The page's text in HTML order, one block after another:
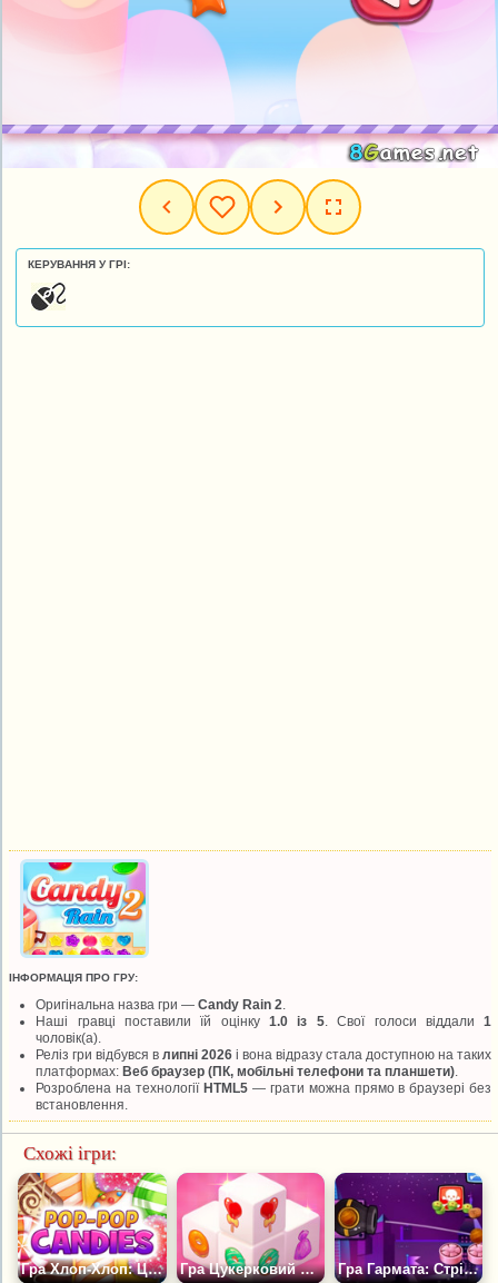
КЕРУВАННЯ У ГРІ:
ІНФОРМАЦІЯ ПРО ГРУ:
Оригінальна назва гри —Candy Rain 2
Наші гравці поставили їй оцінку1.0 із 5. Свої голоси віддали1
чоловік(а).
Реліз гри відбувся влипні 2026 і вона відразу стала доступною на таких
платформах:Веб браузер (ПК, мобільні телефони та планшети)
Розроблена на технології HTML5— грати можна прямо в браузері без
встановлення.
Схожі ігри:
Гра Хлоп-Хлоп: Цукерки Гра Цукерковий Маджонг: 3D-режим Гра Гармата: Стрільба по цукерках Делюкс